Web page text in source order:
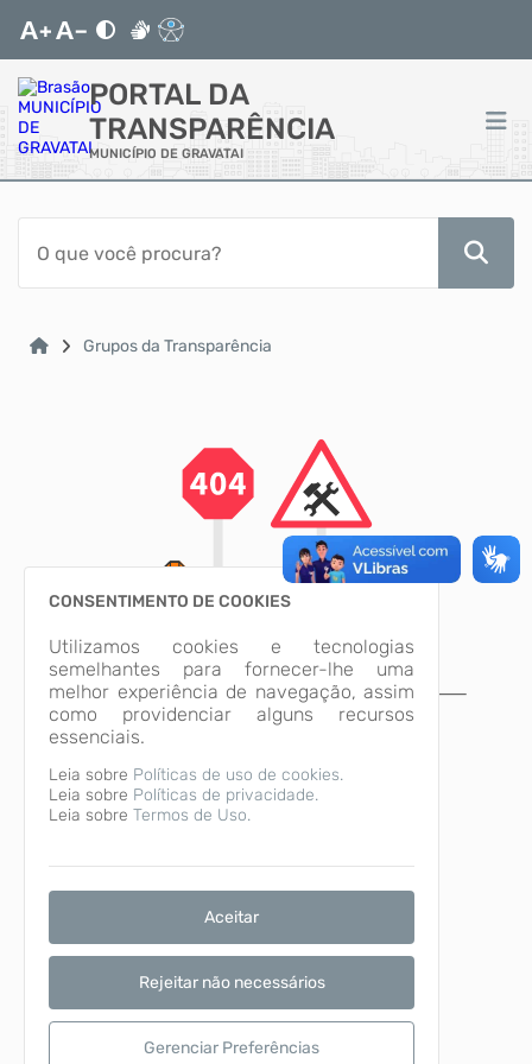
PORTAL DA
TRANSPARÊNCIA
MUNICÍPIO DE GRAVATAI
ACESSO RÁPIDO
Acessibilidade
CidadãoGrupos da Transparência
A página não foi
encontrada!
Desculpe, a página que você procura não
existe ou está em manutenção.
CONSENTIMENTO DE COOKIES
Utilizamos cookies e tecnologias
semelhantes para fornecer-lhe uma
melhor experiência de navegação, assim
como providenciar alguns recursos
essenciais.
Leia sobre Políticas de uso de cookies.
Leia sobre Políticas de privacidade.
Leia sobre Termos de Uso.
Aceitar
Rejeitar não necessários
Gerenciar Preferências